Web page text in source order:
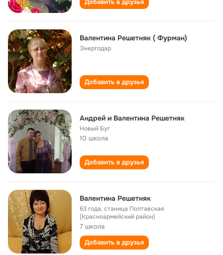
Добавить в друзья
Валентина Решетняк ( Фурман)
Энергодар
Добавить в друзья
Андрей и Валентина Решетняк
Новый Буг
10 школа
Добавить в друзья
Валентина Решетняк
63 года,станица Полтавская
(Красноармейский район)
7 школа
Добавить в друзья